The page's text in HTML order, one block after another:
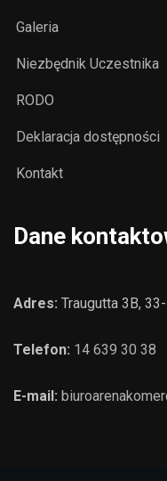
Galeria
Niezbędnik Uczestnika
RODO
Deklaracja dostępności
Kontakt
Dane
Adres: Traugutta 3B,
Telefon: 14 639 30 38
E-mail: